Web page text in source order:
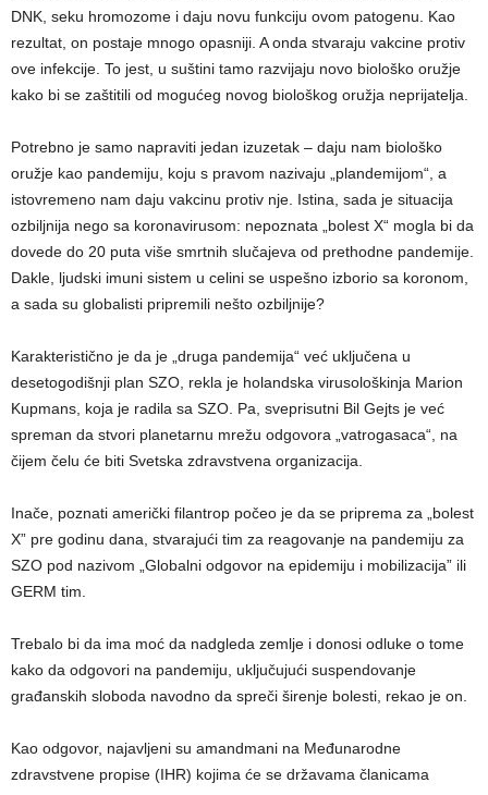
DNK, seku hromozome i daju novu funkciju ovom patogenu. Kao
rezultat, on postaje mnogo opasniji. A onda stvaraju vakcine protiv
ove infekcije. To jest, u suštini tamo razvijaju novo biološko oružje
kako bi se zaštitili od mogućeg novog biološkog oružja neprijatelja.
Potrebno je samo napraviti jedan izuzetak – daju nam biološko
oružje kao pandemiju, koju s pravom nazivaju „plandemijom“, a
istovremeno nam daju vakcinu protiv nje. Istina, sada je situacija
ozbiljnija nego sa koronavirusom: nepoznata „bolest X“ mogla bi da
dovede do 20 puta više smrtnih slučajeva od prethodne pandemije.
Dakle, ljudski imuni sistem u celini se uspešno izborio sa koronom,
a sada su globalisti pripremili nešto ozbiljnije?
Karakteristično je da je „druga pandemija“ već uključena u
desetogodišnji plan SZO, rekla je holandska virusološkinja Marion
Kupmans, koja je radila sa SZO. Pa, sveprisutni Bil Gejts je već
spreman da stvori planetarnu mrežu odgovora „vatrogasaca“, na
čijem čelu će biti Svetska zdravstvena organizacija.
Inače, poznati američki filantrop počeo je da se priprema za „bolest
X” pre godinu dana, stvarajući tim za reagovanje na pandemiju za
SZO pod nazivom „Globalni odgovor na epidemiju i mobilizacija” ili
GERM tim.
Trebalo bi da ima moć da nadgleda zemlje i donosi odluke o tome
kako da odgovori na pandemiju, uključujući suspendovanje
građanskih sloboda navodno da spreči širenje bolesti, rekao je on.
Kao odgovor, najavljeni su amandmani na Međunarodne
zdravstvene propise (IHR) kojima će se državama članicama